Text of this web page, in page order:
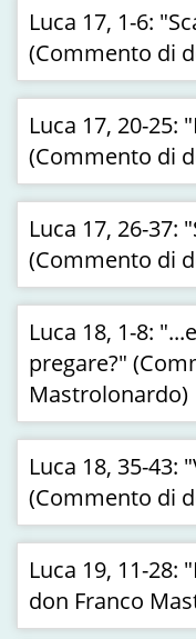
Luca 17, 1-6:
(Commento di
Luca 17, 20-25:
(Commento di
Luca 17, 26-37:
(Commento di
Luca 18, 1-8:
pregare?"
Mastrolonardo)
Luca 18, 35-43:
(Commento di
Luca 19, 11-28:
don Franco